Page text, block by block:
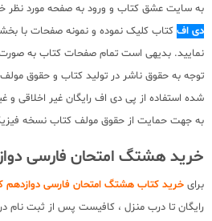
به سایت عشق کتاب و ورود به صفحه مورد نظر
دی اف کتاب کلیک نموده و نمونه صفحات با
توجه به حقوق ناشر در تولید کتاب و حقوق
شده استفاده از پی دی اف رایگان غیر اخلاقی
به جهت حمایت از حقوق مولف کتاب نسخه
خرید هشتگ امتحان فارسی
برای خرید کتاب هشتگ امتحان فارسی دوازدهم
رایگان تا درب منزل ، کافیست پس از ثبت نام